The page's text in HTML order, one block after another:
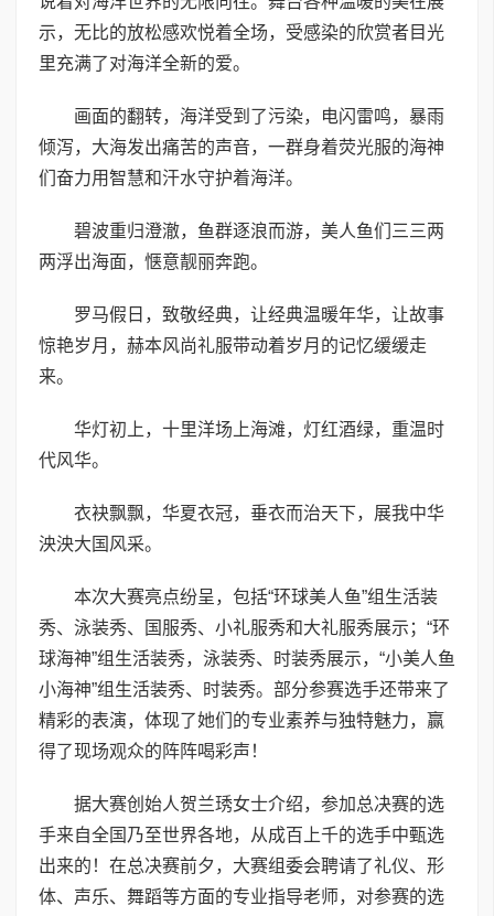
示，无比的放松感欢悦着全场，受感染的欣赏者目光
里充满了对海洋全新的爱。
画面的翻转，海洋受到了污染，电闪雷鸣，暴雨
倾泻，大海发出痛苦的声音，一群身着荧光服的海神
们奋力用智慧和汗水守护着海洋。
碧波重归澄澈，鱼群逐浪而游，美人鱼们三三两
两浮出海面，惬意靓丽奔跑。
罗马假日，致敬经典，让经典温暖年华，让故事
惊艳岁月，赫本风尚礼服带动着岁月的记忆缓缓走
来。
华灯初上，十里洋场上海滩，灯红酒绿，重温时
代风华。
衣袂飘飘，华夏衣冠，垂衣而治天下，展我中华
泱泱大国风采。
本次大赛亮点纷呈，包括“环球美人鱼”组生活装
秀、泳装秀、国服秀、小礼服秀和大礼服秀展示；“环
球海神”组生活装秀，泳装秀、时装秀展示，“小美人鱼
小海神”组生活装秀、时装秀。部分参赛选手还带来了
精彩的表演，体现了她们的专业素养与独特魅力，赢
得了现场观众的阵阵喝彩声！
据大赛创始人贺兰琇女士介绍，参加总决赛的选
手来自全国乃至世界各地，从成百上千的选手中甄选
出来的！在总决赛前夕，大赛组委会聘请了礼仪、形
体、声乐、舞蹈等方面的专业指导老师，对参赛的选